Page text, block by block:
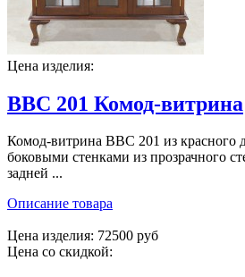
Цена изделия:
BBC 201 Комод-витрина
Комод-витрина BBC 201 из красного
боковыми стенками из прозрачного
задней ...
Описание товара
Цена изделия: 72500 руб
Цена со скидкой: